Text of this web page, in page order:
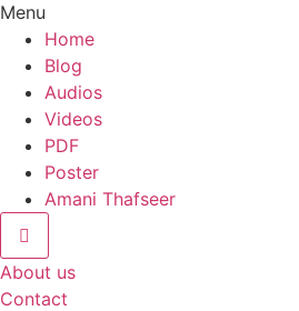
Menu
Home
Blog
Audios
Videos
PDF
Poster
Amani Thafseer
About us
Contact